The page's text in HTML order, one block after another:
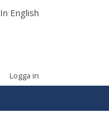
In English
Logga in